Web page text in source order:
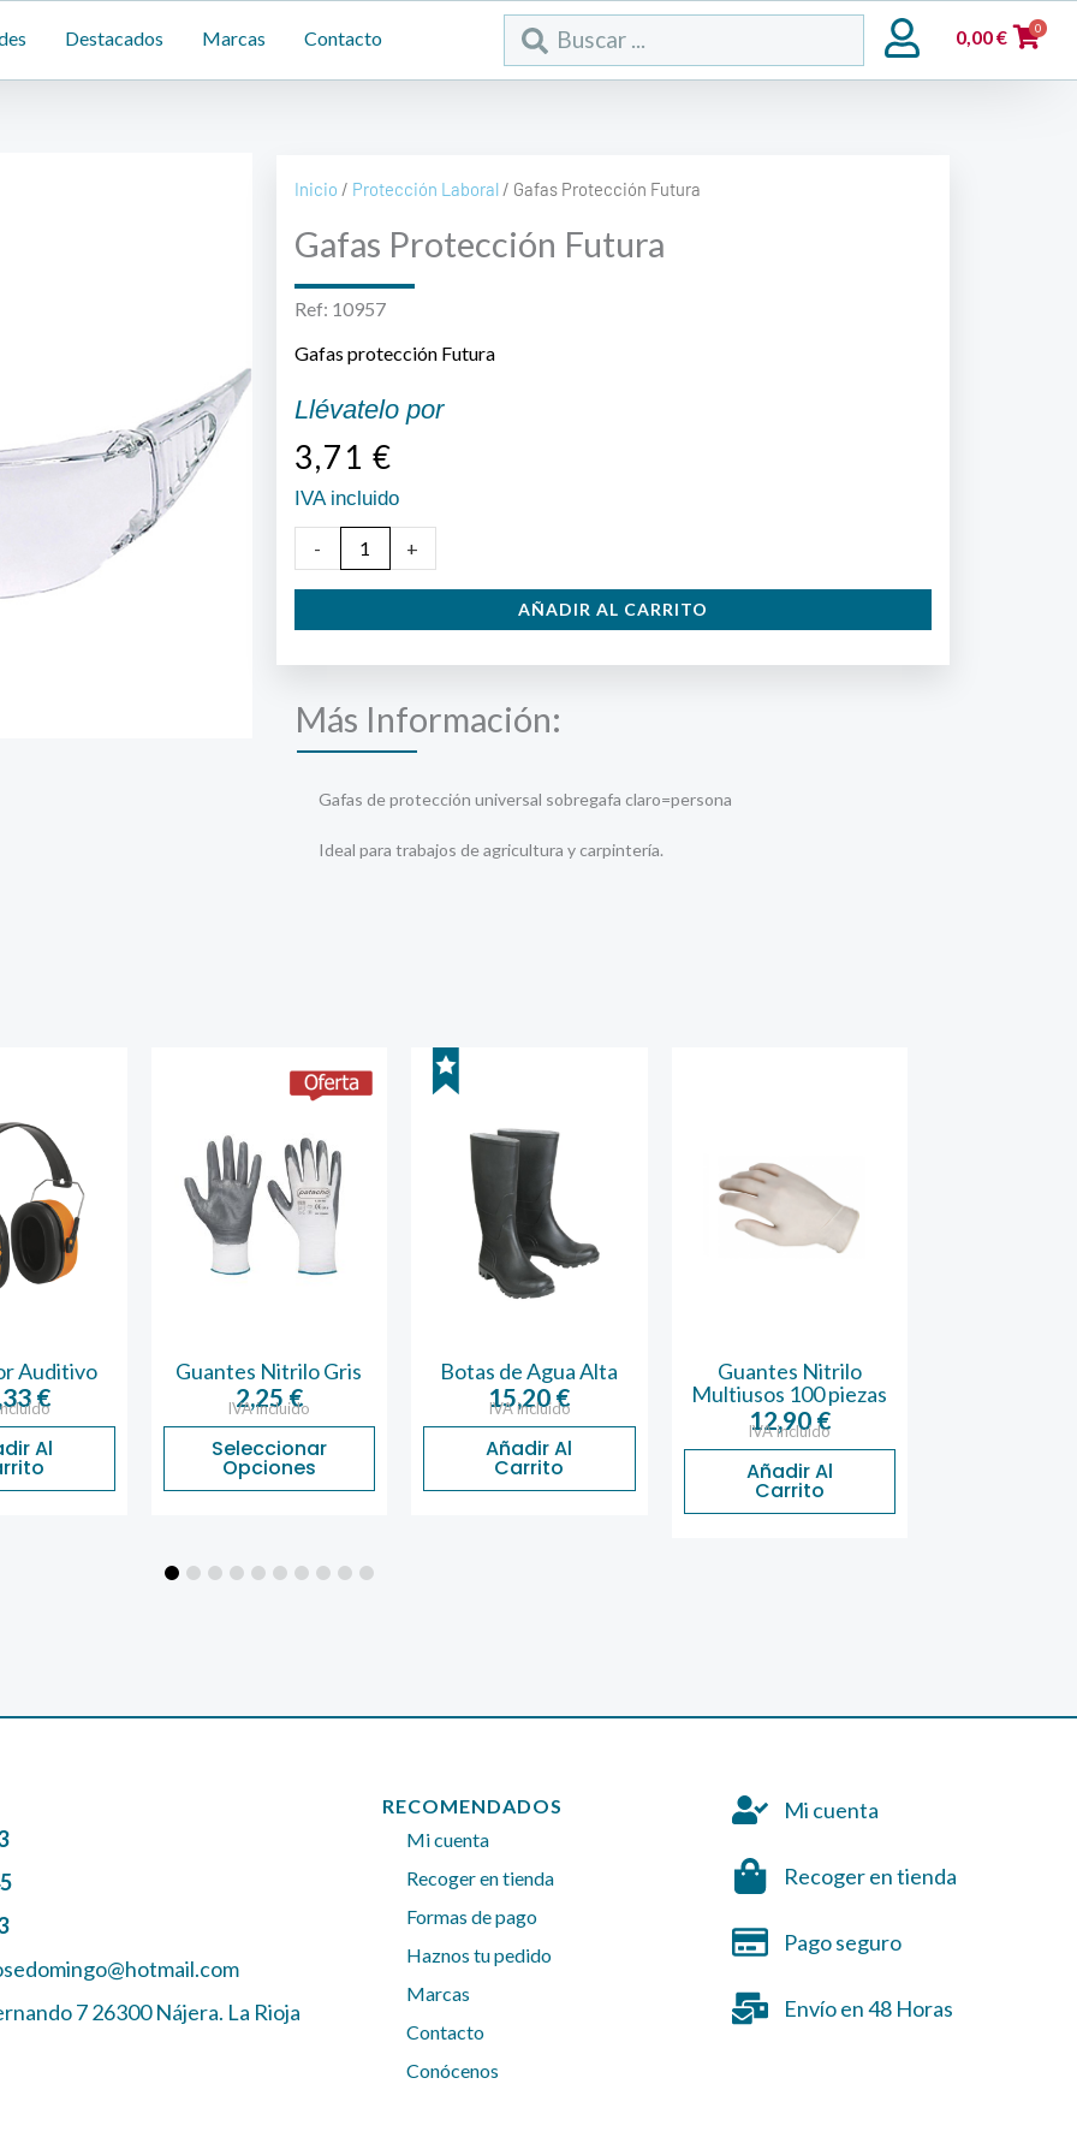
Destacados Marcas Contacto
Search
...
0,00€ 0
Inicio / Protección Laboral/ Gafas Protección Futura
Gafas Protección Futura
Ref: 10957
Gafas protección Futura
Llévatelo por
3,71 €
IVA incluido
-
Protección
+
AÑADIR AL CARRITO
Más Información:
Gafas de protección universal sobregafa claro=persona
Ideal para trabajos de agricultura y carpintería.
Auditivo
€
Al
Guantes Nitrilo Gris
2,25€
IVA incluido
Seleccionar
Opciones
Botas de Agua Alta
15,20€
IVA incluido
Añadir Al
Carrito
Guantes Nitrilo
Multiusos 100 piezas
12,90€
IVA incluido
Añadir Al
Carrito
7 26300 Nájera. La Rioja
RECOMENDADOS
Mi cuenta
Recoger en tienda
Formas de pago
Haznos tu pedido
Marcas
Contacto
Conócenos
Mi cuenta
Recoger en tienda
Pago seguro
Envío en 48 Horas